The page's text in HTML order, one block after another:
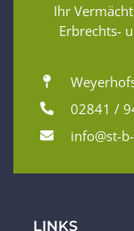
Ihr
Erbrechts-
02841 /
info@st-
LINKS